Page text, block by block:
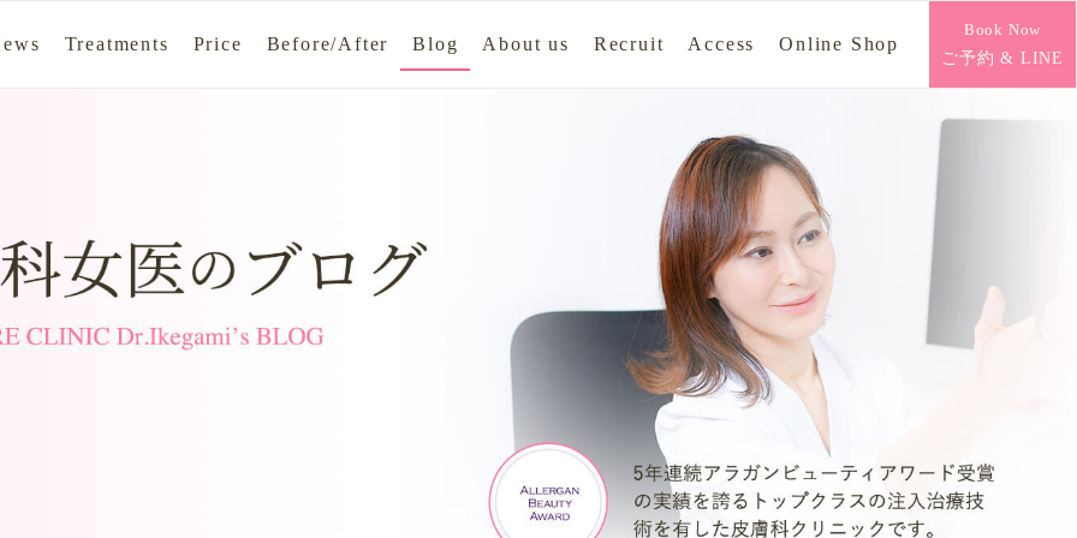
Treatments Price Before/After Blog About us Recruit Access Online Shop
Book Now
ご予約 & LINE